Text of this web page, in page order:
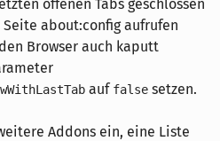
offenen Tabs geschlossen
about:config aufrufen
Browser auch kaputt
auffalse setzen.
Addons ein, eine Liste